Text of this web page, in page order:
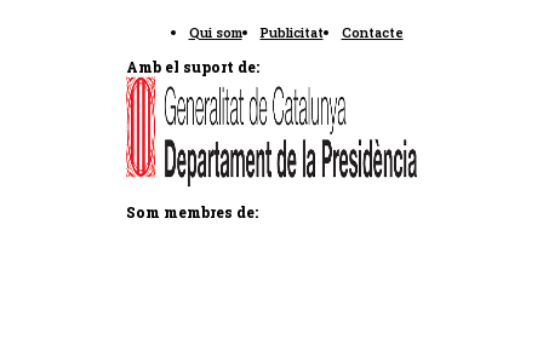
Qui som Publicitat Contacte
Amb el suport de:
Som membres de: